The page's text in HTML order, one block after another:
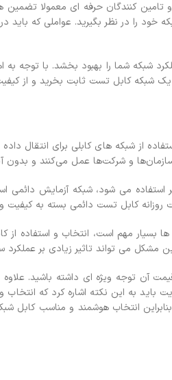
تامین کنندگان حرفه ای معمولا
را در نظر بگیرید. عواملی که باید در
شبکه شما را بهبود بخشد. با توجه
شبکه کابل تست ثابت بخرید و از
از شبکه های کابلی برای انتقال داده
و شرکت‌ها عمل می‌کنند و بدون
استفاده می شود، شبکه آزمایش
روزانه کابل تست دائمی بسته به
ها بسیار مهم است، انتخاب و استفاده
می تواند تاثیر زیادی بر عملکرد
آن توجه ویژه ای داشته باشید.
باید به این نکته اشاره کرد که
انتخاب هوشمند و مناسب